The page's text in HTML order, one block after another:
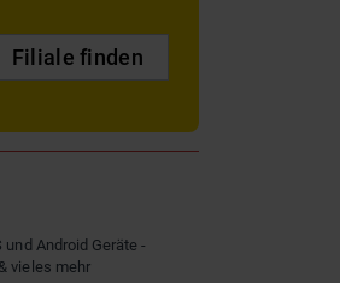
Filiale finden
Android Geräte -
vieles mehr